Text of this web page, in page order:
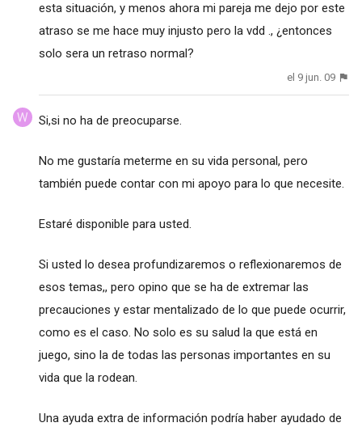
esta situación, y menos ahora mi pareja me dejo por este
atraso se me hace muy injusto pero la vdd ., ¿entonces
solo sera un retraso normal?
el 9 jun. 09
Si,si no ha de preocuparse.
No me gustaría meterme en su vida personal, pero
también puede contar con mi apoyo para lo que necesite.
Estaré disponible para usted.
Si usted lo desea profundizaremos o reflexionaremos de
esos temas,, pero opino que se ha de extremar las
precauciones y estar mentalizado de lo que puede ocurrir,
como es el caso. No solo es su salud la que está en
juego, sino la de todas las personas importantes en su
vida que la rodean.
Una ayuda extra de información podría haber ayudado de